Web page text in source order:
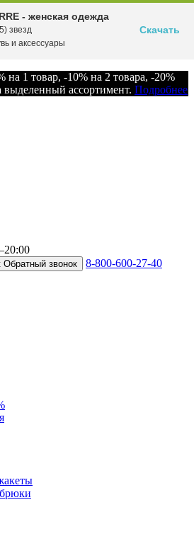
1 товар, -10% на 2 товара, -20%
ассортимент. Подробнее
Обратный звонок 8-800-600-27-40
- женская одежда
звезд
и аксессуары
Скачать